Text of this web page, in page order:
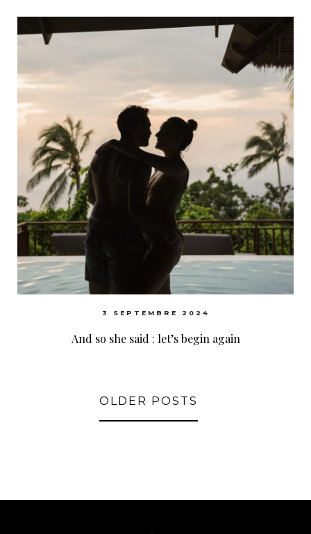
3 SEPTEMBRE 2024
And so she said : let’s begin again
OLDER POSTS